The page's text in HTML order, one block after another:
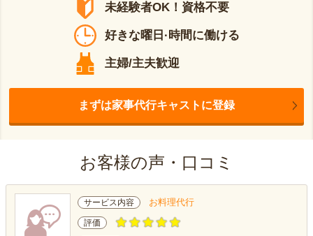
未経験者OK！資格不要
好きな曜日·時間に働ける
主婦/主夫歓迎
まずは家事代行キャストに登録
お客様の声・口コミ
サービス内容 お料理代行
評価